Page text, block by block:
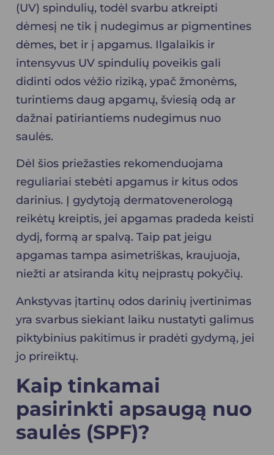
(UV) spindulių, todėl svarbu atkreipti
dėmesį ne tik į nudegimus ar pigmentines
dėmes, bet ir į apgamus. Ilgalaikis ir
intensyvus UV spindulių poveikis gali
didinti odos vėžio riziką, ypač žmonėms,
turintiems daug apgamų, šviesią odą ar
dažnai patiriantiems nudegimus nuo
saulės.
Dėl šios priežasties rekomenduojama
reguliariai stebėti apgamus ir kitus odos
darinius. Į gydytoją dermatovenerologą
reikėtų kreiptis, jei apgamas pradeda keisti
dydį, formą ar spalvą. Taip pat jeigu
apgamas tampa asimetriškas, kraujuoja,
niežti ar atsiranda kitų neįprastų pokyčių.
Ankstyvas įtartinų odos darinių įvertinimas
yra svarbus siekiant laiku nustatyti galimus
piktybinius pakitimus ir pradėti gydymą, jei
jo prireiktų.
Kaip tinkamai
pasirinkti apsaugą nuo
saulės (SPF)?